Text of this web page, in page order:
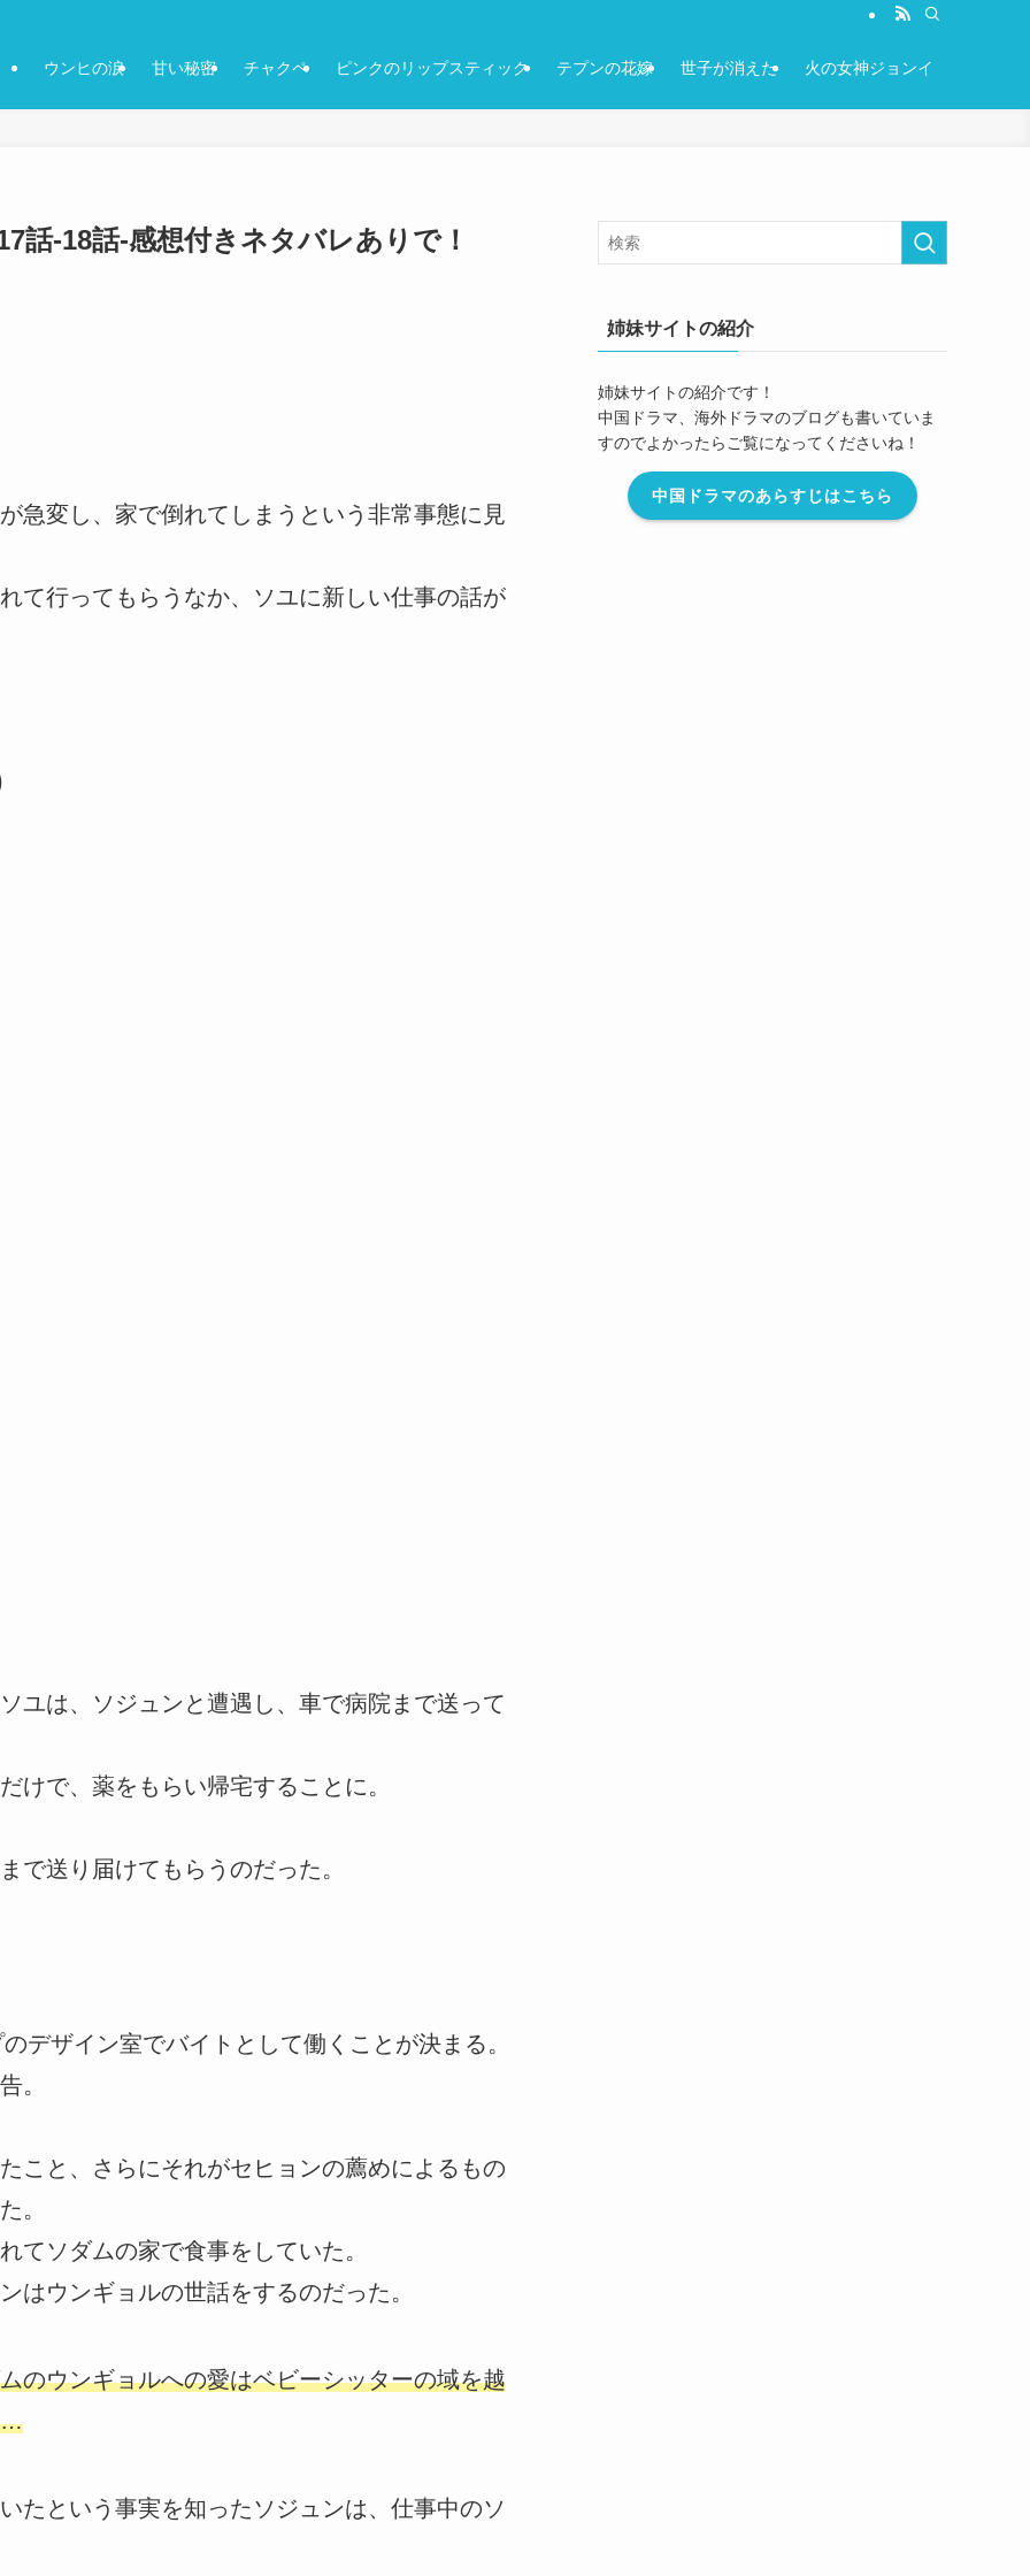
ウンヒの涙 甘い秘密 チャクペ ピンクのリップスティック テプンの花嫁 世子が消えた 火の女神ジョンイ
話-18話-感想付きネタバレありで！
急変し、家で倒れてしまうという非常事態に見
て行ってもらうなか、ソユに新しい仕事の話が
ユは、ソジュンと遭遇し、車で病院まで送って
けで、薬をもらい帰宅することに。
で送り届けてもらうのだった。
デザイン室でバイトとして働くことが決まる。
。
こと、さらにそれがセヒョンの薦めによるもの
。
てソダムの家で食事をしていた。
はウンギョルの世話をするのだった。
のウンギョルへの愛はベビーシッターの域を越
…
たという事実を知ったソジュンは、仕事中のソ
姉妹サイトの紹介
姉妹サイトの紹介です！
中国ドラマ、海外ドラマのブログも書いていま
すのでよかったらご覧になってくださいね！
中国ドラマのあらすじはこちら